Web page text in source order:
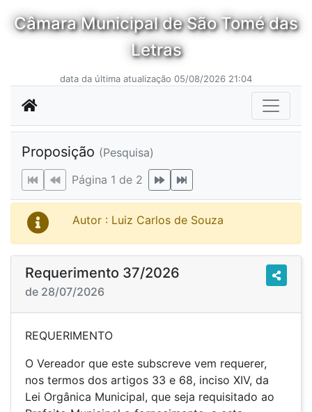
Câmara Municipal de São Tomé das
Letras
data da última atualização 05/08/2026 21:04
Proposição (Pesquisa)
Página 1 de 2
Autor : Luiz Carlos de Souza
Requerimento 37/2026
de 28/07/2026
REQUERIMENTO
O Vereador que este subscreve vem requerer,
nos termos dos artigos 33 e 68, inciso XIV, da
Lei Orgânica Municipal, que seja requisitado ao